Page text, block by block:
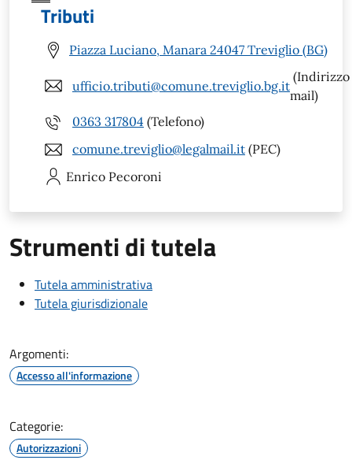
Tributi
Piazza Luciano, Manara 24047 Treviglio (BG)
ufficio.tributi@comune.treviglio.bg.it
(Indirizzo
mail)
0363 317804 (Telefono)
comune.treviglio@legalmail.it (PEC)
Enrico Pecoroni
Strumenti di tutela
Tutela amministrativa
Tutela giurisdizionale
Argomenti:
Accesso all'informazione
Categorie:
Autorizzazioni